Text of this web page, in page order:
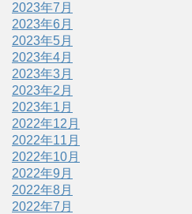
2023年7月
2023年6月
2023年5月
2023年4月
2023年3月
2023年2月
2023年1月
2022年12月
2022年11月
2022年10月
2022年9月
2022年8月
2022年7月